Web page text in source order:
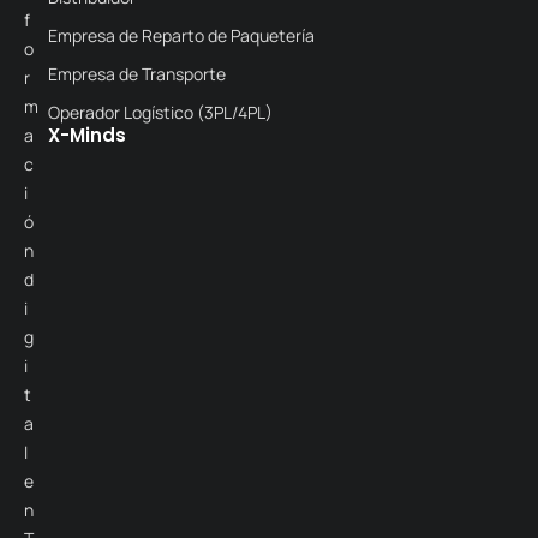
f
o
r
m
a
c
i
ó
n
d
i
g
i
t
a
l
e
n
Empresa de Reparto de Paquetería
Empresa de Transporte
Operador Logístico (3PL/4PL)
X-Minds